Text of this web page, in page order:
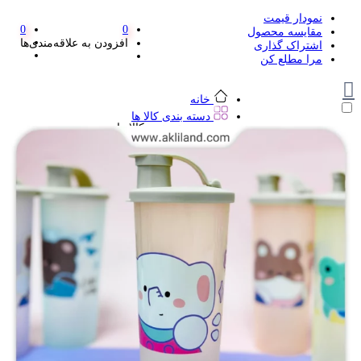
نمودار قیمت
مقایسه محصول
اشتراک گذاری
مرا مطلع کن
0
افزودن به علاقه‌مندی‌ها
0
خانه
دسته بندی کالا ها
دسته بندی کالا ها
لوازم تحریر و هنر
لوازم تحریر و هنر
مداد
پاک کن و غلط گیر
مداد تراش
اتود و نوک
روان نویس فانتزی
دفترچه یادداشت
استیکر
خط کش و گونیا
کیف غذا
کوله پشتی
چسب
کاتر فانتزی
بوک مارک
ماشین حساب